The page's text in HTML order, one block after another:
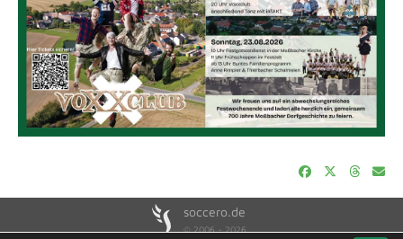
soccero.de
© 2006 - 2026